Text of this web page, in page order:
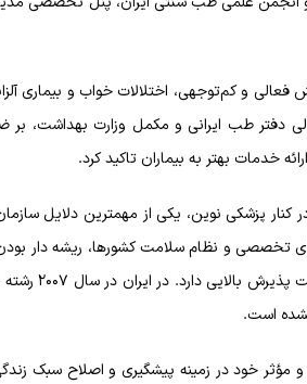
و کم‌توجهی، اختلالات خواب و بیماری
دفتر طب ایرانی و مکمل وزارت بهداشت، بر
خدمات بهتر به بیماران تاکید کرد.
پزشکی نوین، یکی از مهمترین دلایل
تخصصی و نظام سلامت کشورها، ریشه دار
و باور مردم است که به
است.
مؤثر خود در زمينه پيشگيری و اصلاح سبک